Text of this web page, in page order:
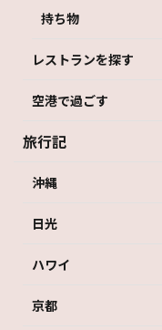
持ち物
レストランを探す
空港で過ごす
旅行記
沖縄
日光
ハワイ
京都